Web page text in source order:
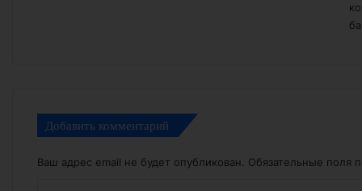
Добавить комментарий
Ваш адрес email не будет опубликован. Обязательные поля